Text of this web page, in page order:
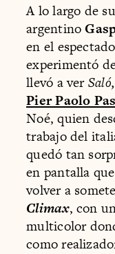
A lo largo de
argentino
en el
experimentó
llevó a ver
Pier Paolo
Noé, quien
trabajo del
quedó tan
en pantalla
volver a
Climax, con
multicolor
como